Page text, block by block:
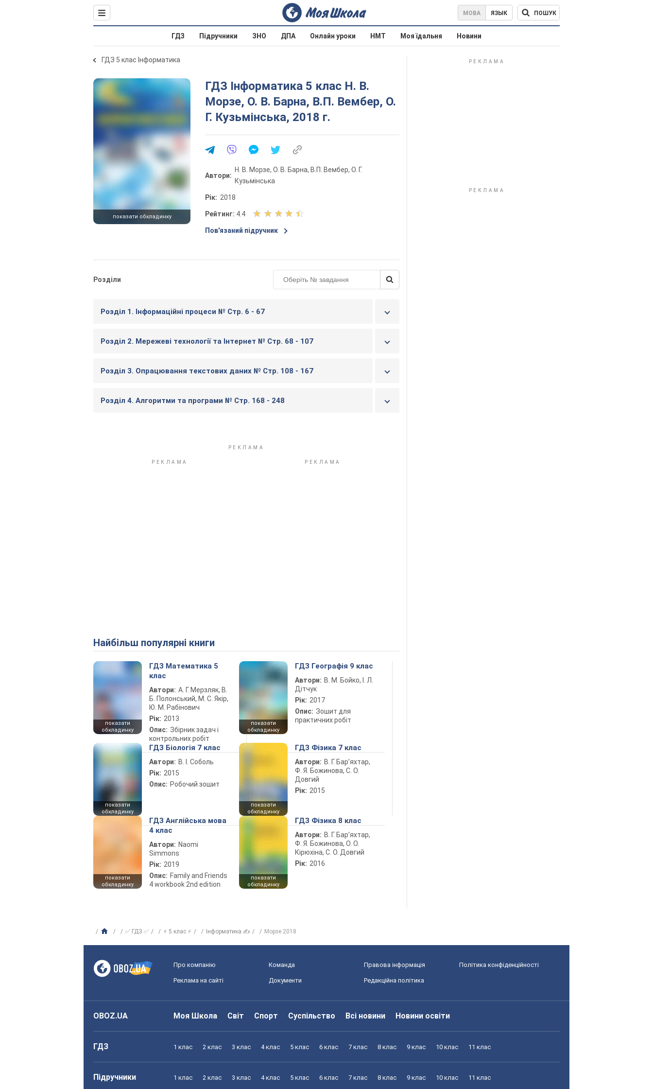
МОВА ЯЗЫК ПОШУК
ГДЗ Підручники ЗНО ДПА Онлайн уроки НМТ Моя їдальня Новини
ГДЗ 5 клас Інформатика
ГДЗ Інформатика 5 клас Н. В.
Морзе, О. В. Барна, В.П. Вембер, О.
Г. Кузьмінська, 2018 г.
показати обкладинку
Автори:
Н. В. Морзе, О. В. Барна, В.П. Вембер, О. Г.
Кузьмінська
Рік: 2018
Рейтинг: 4.4
О
і
і
и
Пов'язаний підручник
Розділи
Розділ 1. Інформаційні процеси № Стр. 6 - 67
Розділ 2. Мережеві технології та Інтернет № Стр. 68 - 107
Розділ 3. Опрацювання текстових даних № Стр. 108 - 167
Розділ 4. Алгоритми та програми № Стр. 168 - 248
Найбільш популярні книги
показати
обкладинку
ГДЗ Математика 5
клас
Автори: А. Г. Мерзляк, В.
Б. Полонський, М. С. Якір,
Ю. М. Рабінович
Рік: 2013
Опис: Збірник задач і
контрольних робіт
показати
обкладинку
ГДЗ Географія 9 клас
Автори: В. М. Бойко, І. Л.
Дітчук
Рік: 2017
Опис: Зошит для
практичних робіт
показати
обкладинку
ГДЗ Біологія 7 клас
Автори: В. І. Соболь
Рік: 2015
Опис: Робочий зошит
показати
обкладинку
ГДЗ Фізика 7 клас
Автори: В. Г. Бар’яхтар,
Ф. Я. Божинова, С. О.
Довгий
Рік: 2015
показати
обкладинку
ГДЗ Англійська мова
4 клас
Автори: Naomi
Simmons
Рік: 2019
Опис: Family and Friends
4 workbook 2nd edition
показати
обкладинку
ГДЗ Фізика 8 клас
Автори: В. Г. Бар’яхтар,
Ф. Я. Божинова, О. О.
Кірюхіна, С. О. Довгий
Рік: 2016
✅ ГДЗ ✅ ⚡ 5 клас ⚡ Інформатика ✍ Морзе 2018
Про компанію Команда Правова інформація Політика конфіденційності
Реклама на сайті Документи Редакційна політика
OBOZ.UA Моя Школа Світ Спорт Суспільство Всі новини Новини освіти
ГДЗ 1 клас 2 клас 3 клас 4 клас 5 клас 6 клас 7 клас 8 клас 9 клас 10 клас 11 клас
Підручники 1 клас 2 клас 3 клас 4 клас 5 клас 6 клас 7 клас 8 клас 9 клас 10 клас 11 клас